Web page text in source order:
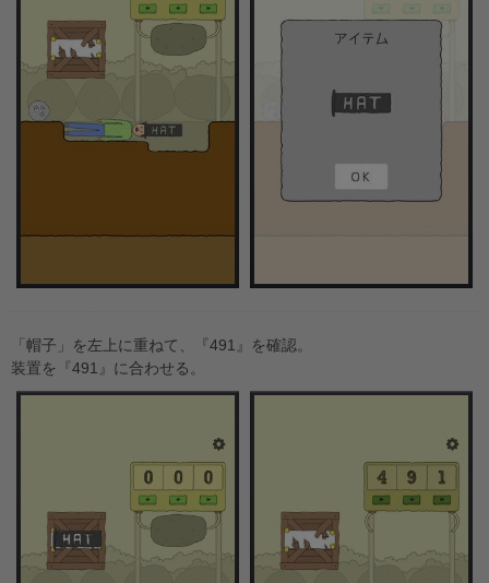
「帽子」を左上に重ねて、『491』を確認。
装置を『491』に合わせる。